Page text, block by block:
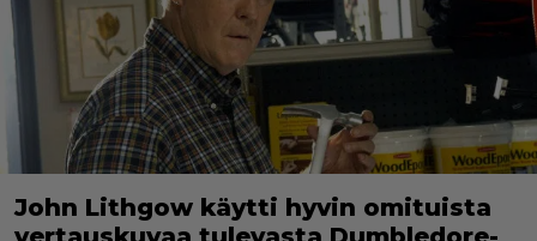
John Lithgow käytti hyvin omituista